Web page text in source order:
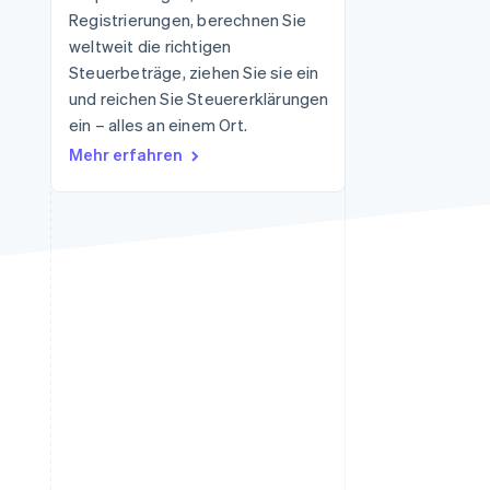
Stripe-Sessions 2026
Erfahren Sie, wie Stripe
Lösungen für die
Wirtschaftsinfrastruktur
Registrierungen, berechnen Sie
weltweit die richtigen
Steuerbeträge, ziehen Sie sie ein
und reichen Sie Steuererklärungen
ein – alles an einem Ort.
Mehr erfahren